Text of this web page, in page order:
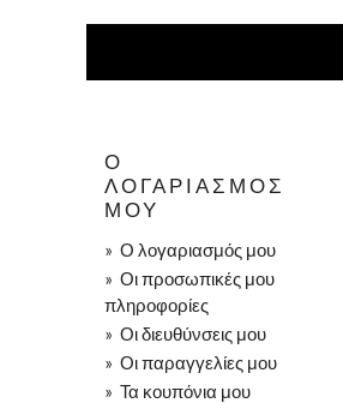
Ο
ΛΟΓΑΡΙΑΣΜΌΣ
ΜΟΥ
» Ο λογαριασμός μου
» Οι προσωπικές μου
πληροφορίες
» Οι διευθύνσεις μου
» Οι παραγγελίες μου
» Τα κουπόνια μου